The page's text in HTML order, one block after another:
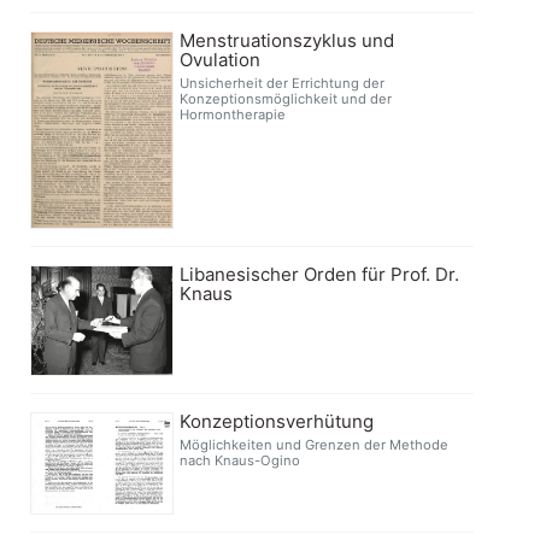
Menstruationszyklus und
Ovulation
Unsicherheit der Errichtung der
Konzeptionsmöglichkeit und der
Hormontherapie
Libanesischer Orden für Prof. Dr.
Knaus
Konzeptionsverhütung
Möglichkeiten und Grenzen der Methode
nach Knaus-Ogino